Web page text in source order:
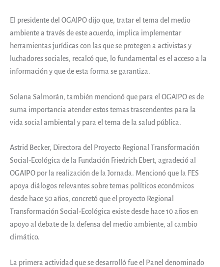
El presidente del OGAIPO dijo que, tratar el tema del medio
ambiente a través de este acuerdo, implica implementar
herramientas jurídicas con las que se protegen a activistas y
luchadores sociales, recalcó que, lo fundamental es el acceso a la
información y que de esta forma se garantiza.
Solana Salmorán, también mencionó que para el OGAIPO es de
suma importancia atender estos temas trascendentes para la
vida social ambiental y para el tema de la salud pública.
Astrid Becker, Directora del Proyecto Regional Transformación
Social-Ecológica de la Fundación Friedrich Ebert, agradeció al
OGAIPO por la realización de la Jornada. Mencionó que la FES
apoya diálogos relevantes sobre temas políticos económicos
desde hace 50 años, concretó que el proyecto Regional
Transformación Social-Ecológica existe desde hace 10 años en
apoyo al debate de la defensa del medio ambiente, al cambio
climático.
La primera actividad que se desarrolló fue el Panel denominado